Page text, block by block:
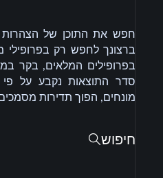
חפש את התוכן של הצהרות
ברצונך לחפש רק בפרופילי
בפרופילים המלאים, בקר
סדר התוצאות נקבע על פי
מונחים, הפוך תדירות
חיפוש